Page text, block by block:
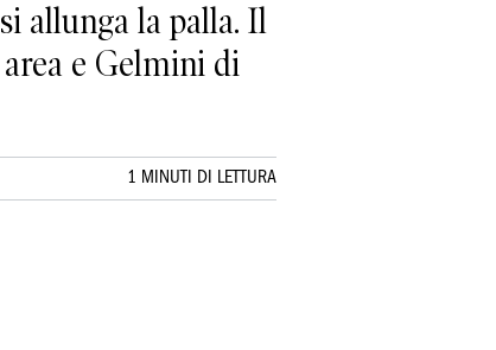
allunga la palla. Il
e Gelmini di
1 MINUTI DI LETTURA